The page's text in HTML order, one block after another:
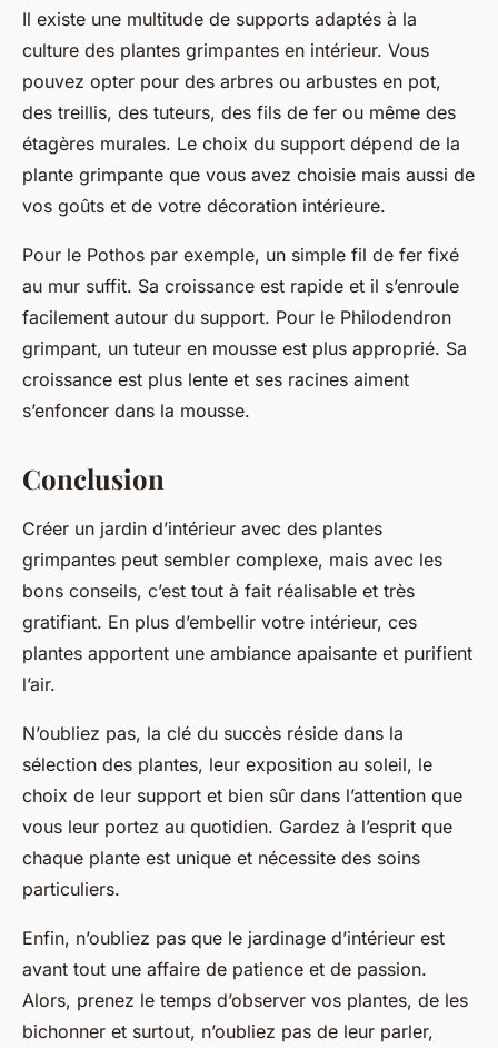
Il existe une multitude de supports adaptés à la
culture des plantes grimpantes en intérieur. Vous
pouvez opter pour des arbres ou arbustes en pot,
des treillis, des tuteurs, des fils de fer ou même des
étagères murales. Le choix du support dépend de la
plante grimpante que vous avez choisie mais aussi de
vos goûts et de votre décoration intérieure.
Pour le Pothos par exemple, un simple fil de fer fixé
au mur suffit. Sa croissance est rapide et il s’enroule
facilement autour du support. Pour le Philodendron
grimpant, un tuteur en mousse est plus approprié. Sa
croissance est plus lente et ses racines aiment
s’enfoncer dans la mousse.
Conclusion
Créer un jardin d’intérieur avec des plantes
grimpantes peut sembler complexe, mais avec les
bons conseils, c’est tout à fait réalisable et très
gratifiant. En plus d’embellir votre intérieur, ces
plantes apportent une ambiance apaisante et purifient
l’air.
N’oubliez pas, la clé du succès réside dans la
sélection des plantes, leur exposition au soleil, le
choix de leur support et bien sûr dans l’attention que
vous leur portez au quotidien. Gardez à l’esprit que
chaque plante est unique et nécessite des soins
particuliers.
Enfin, n’oubliez pas que le jardinage d’intérieur est
avant tout une affaire de patience et de passion.
Alors, prenez le temps d’observer vos plantes, de les
bichonner et surtout, n’oubliez pas de leur parler,